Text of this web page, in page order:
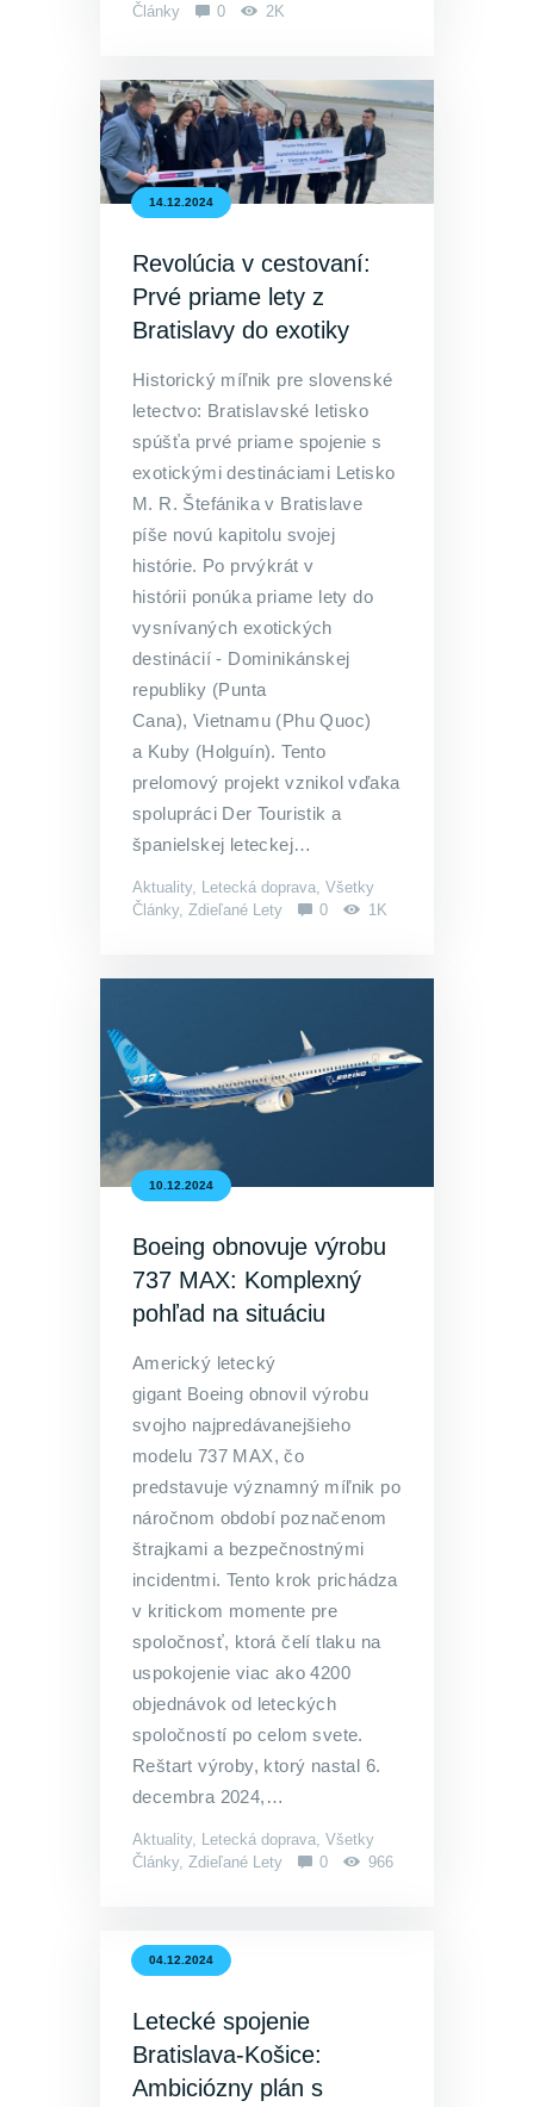
Články 0 2K
14.12.2024
Revolúcia v cestovaní:
Prvé priame lety z
Bratislavy do exotiky
Historický míľnik pre slovenské
letectvo: Bratislavské letisko
spúšťa prvé priame spojenie s
exotickými destináciami Letisko
M. R. Štefánika v Bratislave
píše novú kapitolu svojej
histórie. Po prvýkrát v
histórii ponúka priame lety do
vysnívaných exotických
destinácií - Dominikánskej
republiky (Punta
Cana), Vietnamu (Phu Quoc)
a Kuby (Holguín). Tento
prelomový projekt vznikol vďaka
spolupráci Der Touristik a
španielskej leteckej…
Aktuality, Letecká doprava, Všetky
Články, Zdieľané Lety 0 1K
10.12.2024
Boeing obnovuje výrobu
737 MAX: Komplexný
pohľad na situáciu
Americký letecký
gigant Boeing obnovil výrobu
svojho najpredávanejšieho
modelu 737 MAX, čo
predstavuje významný míľnik po
náročnom období poznačenom
štrajkami a bezpečnostnými
incidentmi. Tento krok prichádza
v kritickom momente pre
spoločnosť, ktorá čelí tlaku na
uspokojenie viac ako 4200
objednávok od leteckých
spoločností po celom svete.
Reštart výroby, ktorý nastal 6.
decembra 2024,…
Aktuality, Letecká doprava, Všetky
Články, Zdieľané Lety 0 966
04.12.2024
Letecké spojenie
Bratislava-Košice:
Ambiciózny plán s